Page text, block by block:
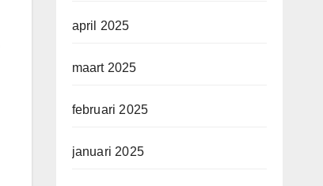
april 2025
maart 2025
februari 2025
januari 2025